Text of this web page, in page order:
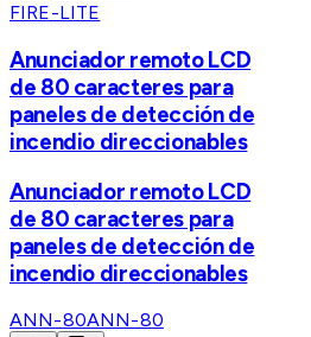
FIRE-LITE
Anunciador remoto LCD
de 80 caracteres para
paneles de detección de
incendio direccionables
Anunciador remoto LCD
de 80 caracteres para
paneles de detección de
incendio direccionables
ANN-80ANN-80